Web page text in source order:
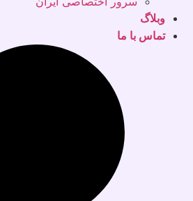
وبلاگ
تماس با ما